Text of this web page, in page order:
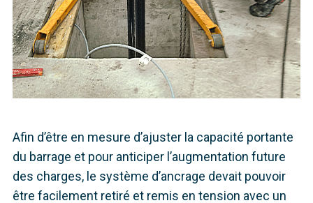
Afin d’être en mesure d’ajuster la capacité portante
du barrage et pour anticiper l’augmentation future
des charges, le système d’ancrage devait pouvoir
être facilement retiré et remis en tension avec un